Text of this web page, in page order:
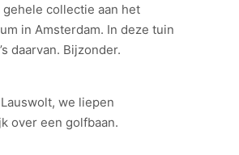
gehele collectie aan het
in Amsterdam. In deze tuin
daarvan. Bijzonder.
we liepen
over een golfbaan.